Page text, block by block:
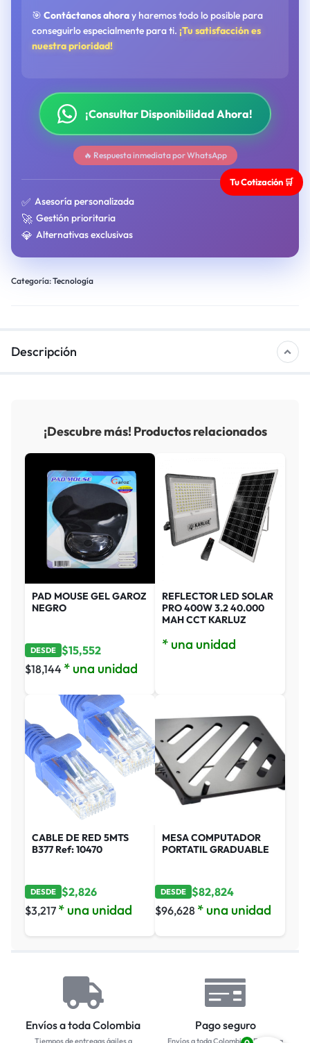
🎯 Contáctanos ahoray haremos todo lo posible para
conseguirlo especialmente para ti. ¡Tu satisfacción es
nuestra prioridad!
¡Consultar Disponibilidad Ahora!
🔥 Respuesta inmediata por WhatsApp
✅ Asesoría personalizada
🚀 Gestión prioritaria
💎 Alternativas exclusivas
Categoría:Tecnología
Descripción
¡Descubre más! Productos relacionados
PAD MOUSE GEL GAROZ
NEGRO
DESDE $15,552
$18,144 * una unidad
REFLECTOR LED SOLAR
PRO 400W 3.2 40.000
MAH CCT KARLUZ
* una unidad
CABLE DE RED 5MTS
B377 Ref: 10470
DESDE $2,826
$3,217 * una unidad
MESA COMPUTADOR
PORTATIL GRADUABLE
DESDE $82,824
$96,628 * una unidad
Envíos a toda Colombia
Tiempos de entregas ágiles a
Pago seguro
Envíos a toda Colombia... Empresa
Tu Cotización 🛒